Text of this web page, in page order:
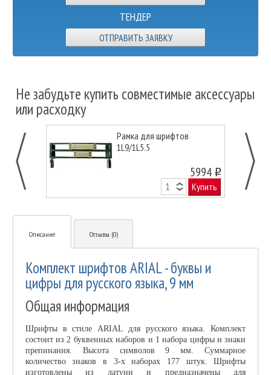
ТЕНДЕР
ОТПРАВИТЬ ЗАЯВКУ
Не забудьте купить совместимые аксессуары
или расходку
Рамка для шрифтов
1L9/1L5.5
5994 o
Купить
Описание Отзывы (0)
Комплект шрифтов ARIAL - буквы и
цифры для русского языка, 9 мм
Общая информация
Шрифты в стиле ARIAL для русского языка. Комплект
состоит из 2 буквенных наборов и 1 набора цифры и знаки
препинания. Высота символов 9 мм. Суммарное
количество знаков в 3-х наборах 177 штук. Шрифты
изготовлены из латуни и предназначены для